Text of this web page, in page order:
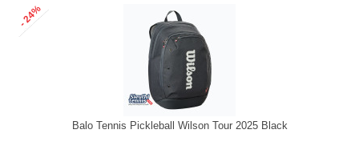
- 24%
Balo Tennis Pickleball Wilson Tour 2025 Black